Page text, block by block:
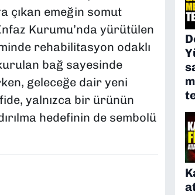
çıkan emeğin somut
Kurumu’nda yürütülen
rehabilitasyon odaklı
bağ sayesinde
geleceğe dair yeni
yalnızca bir ürünün
hedefinin de sembolü